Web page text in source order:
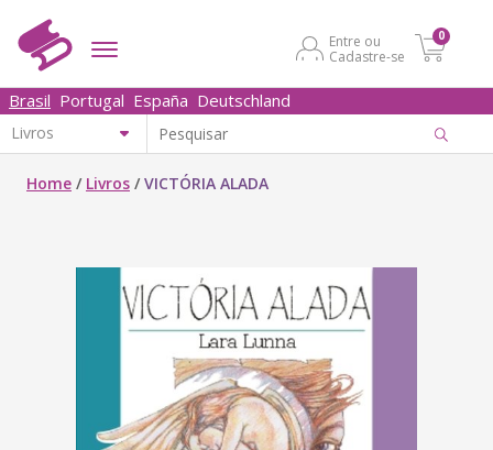
Entre ou
Cadastre-se
0
Brasil Portugal España Deutschland
Home / Livros /VICTÓRIA ALADA